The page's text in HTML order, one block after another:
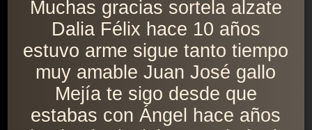
Muchas gracias sortela alzate
Dalia Félix hace 10 años
estuvo arme sigue tanto tiempo
muy amable Juan José gallo
Mejía te sigo desde que
estabas con Ángel hace años